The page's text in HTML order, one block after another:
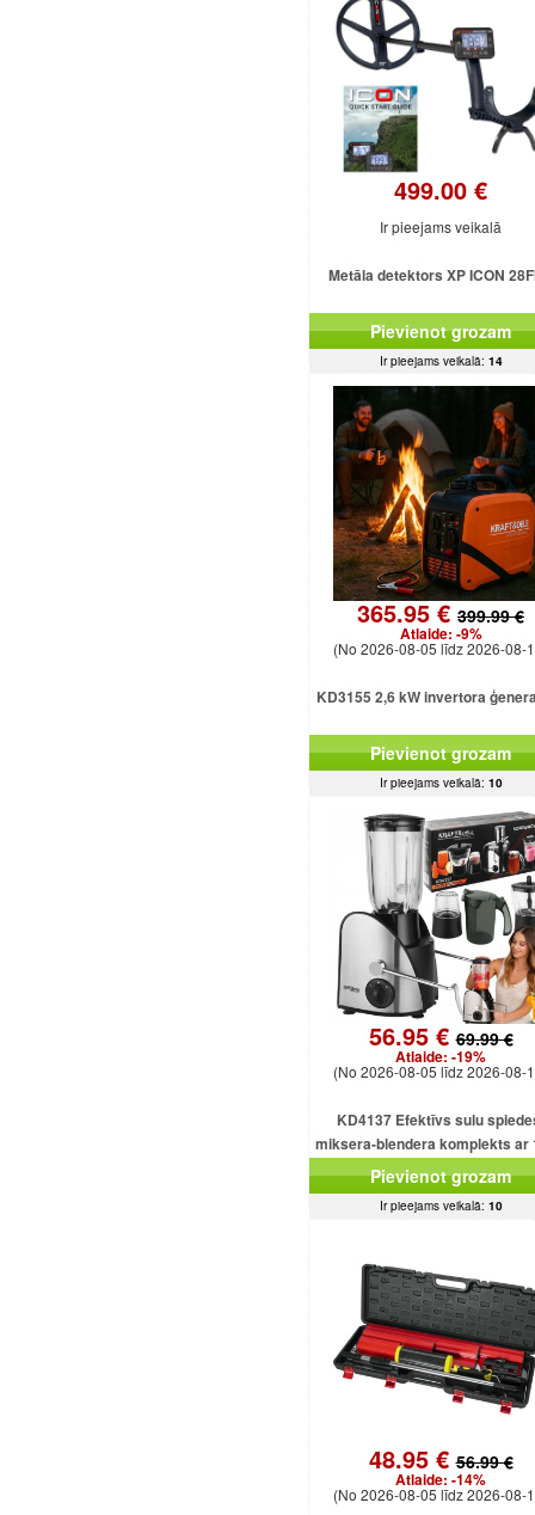
499.00 €
Ir pieejams veikalā
Metāla detektors XP ICON
Pievienot grozam
Ir pieejams veikalā: 14
365.95 €399.99 €
Atlaide: -9%
(No 2026-08-05 līdz 2026-08-
KD3155 2,6 kW invertora
Pievienot grozam
Ir pieejams veikalā: 10
56.95 €69.99 €
Atlaide: -19%
(No 2026-08-05 līdz 2026-08-
KD4137 Efektīvs sulu
miksera-blendera komplekts ar
ml ietilpību un 1500 W
Pievienot grozam
Ir pieejams veikalā: 10
48.95 €56.99 €
Atlaide: -14%
(No 2026-08-05 līdz 2026-08-